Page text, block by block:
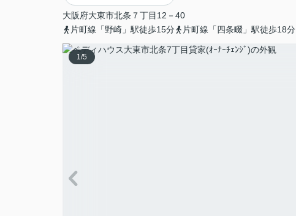
大阪府大東市北条 ７丁目12－40
片町線「野崎」駅徒歩15分
片町線「四条畷」駅徒歩18分
1/5